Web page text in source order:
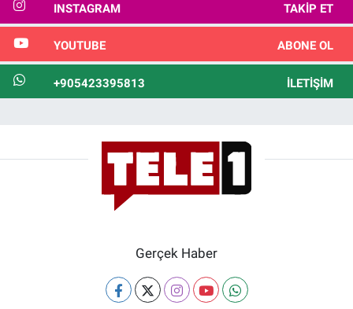
INSTAGRAM TAKIP ET
YOUTUBE ABONE OL
+905423395813 İLETIŞIM
Gerçek Haber